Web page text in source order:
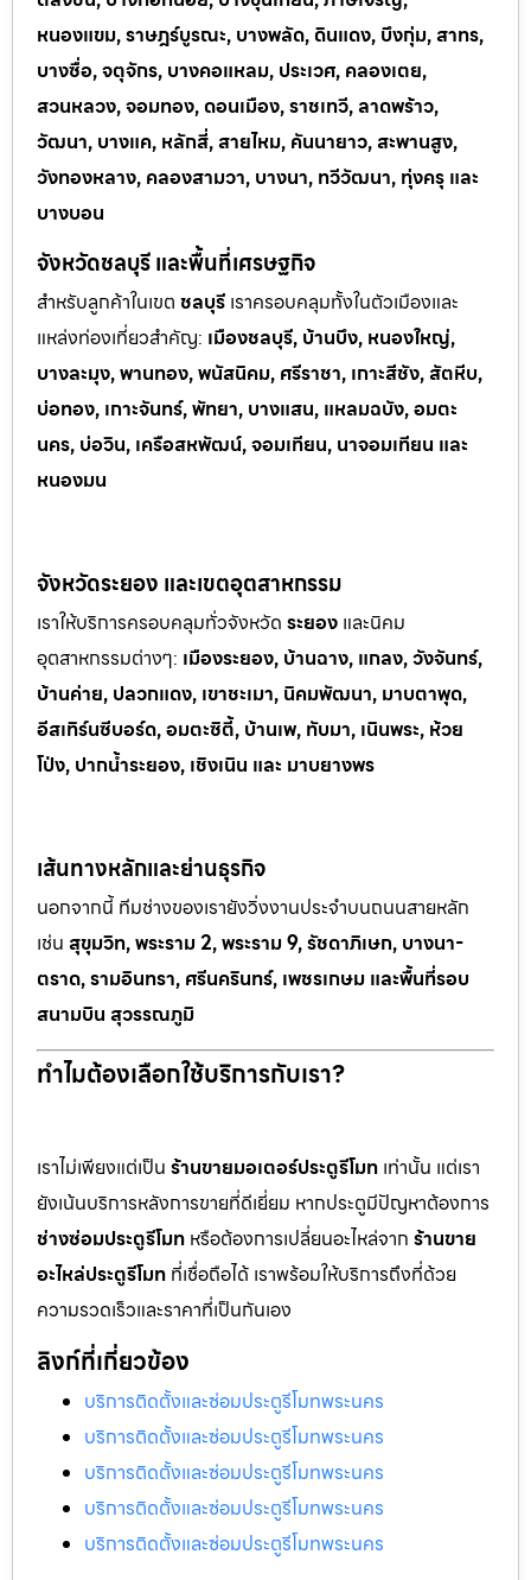
หนองแขม, ราษฎร์บูรณะ, บางพลัด, ดินแดง, บึงกุ่ม, สาทร,
บางซื่อ, จตุจักร, บางคอแหลม, ประเวศ, คลองเตย,
สวนหลวง, จอมทอง, ดอนเมือง, ราชเทวี, ลาดพร้าว,
วัฒนา, บางแค, หลักสี่, สายไหม, คันนายาว, สะพานสูง,
วังทองหลาง, คลองสามวา, บางนา, ทวีวัฒนา, ทุ่งครุ และ
บางบอน
จังหวัดชลบุรี และพื้นที่เศรษฐกิจ
สำหรับลูกค้าในเขต ชลบุรี เราครอบคลุมทั้งในตัวเมืองและ
แหล่งท่องเที่ยวสำคัญ: เมืองชลบุรี, บ้านบึง, หนองใหญ่,
บางละมุง, พานทอง, พนัสนิคม, ศรีราชา, เกาะสีชัง, สัตหีบ,
บ่อทอง, เกาะจันทร์, พัทยา, บางแสน, แหลมฉบัง, อมตะ
นคร, บ่อวิน, เครือสหพัฒน์, จอมเทียน, นาจอมเทียน และ
หนองมน
จังหวัดระยอง และเขตอุตสาหกรรม
เราให้บริการครอบคลุมทั่วจังหวัด ระยอง และนิคม
อุตสาหกรรมต่างๆ: เมืองระยอง, บ้านฉาง, แกลง, วังจันทร์,
บ้านค่าย, ปลวกแดง, เขาชะเมา, นิคมพัฒนา, มาบตาพุด,
อีสเทิร์นซีบอร์ด, อมตะซิตี้, บ้านเพ, ทับมา, เนินพระ, ห้วย
โป่ง, ปากน้ำระยอง, เชิงเนิน และ มาบยางพร
เส้นทางหลักและย่านธุรกิจ
นอกจากนี้ ทีมช่างของเรายังวิ่งงานประจำบนถนนสายหลัก
เช่น สุขุมวิท, พระราม 2, พระราม 9, รัชดาภิเษก, บางนา-
ตราด, รามอินทรา, ศรีนครินทร์, เพชรเกษม และพื้นที่รอบ
สนามบิน สุวรรณภูมิ
ทำไมต้องเลือกใช้บริการกับเรา?
เราไม่เพียงแต่เป็น ร้านขายมอเตอร์ประตูรีโมท เท่านั้น แต่เรา
ยังเน้นบริการหลังการขายที่ดีเยี่ยม หากประตูมีปัญหาต้องการ
ช่างซ่อมประตูรีโมท หรือต้องการเปลี่ยนอะไหล่จาก ร้านขาย
อะไหล่ประตูรีโมท ที่เชื่อถือได้ เราพร้อมให้บริการถึงที่ด้วย
ความรวดเร็วและราคาที่เป็นกันเอง
ลิงก์ที่เกี่ยวข้อง
บริการติดตั้งและซ่อมประตูรีโมทพระนคร
บริการติดตั้งและซ่อมประตูรีโมทพระนคร
บริการติดตั้งและซ่อมประตูรีโมทพระนคร
บริการติดตั้งและซ่อมประตูรีโมทพระนคร
บริการติดตั้งและซ่อมประตูรีโมทพระนคร